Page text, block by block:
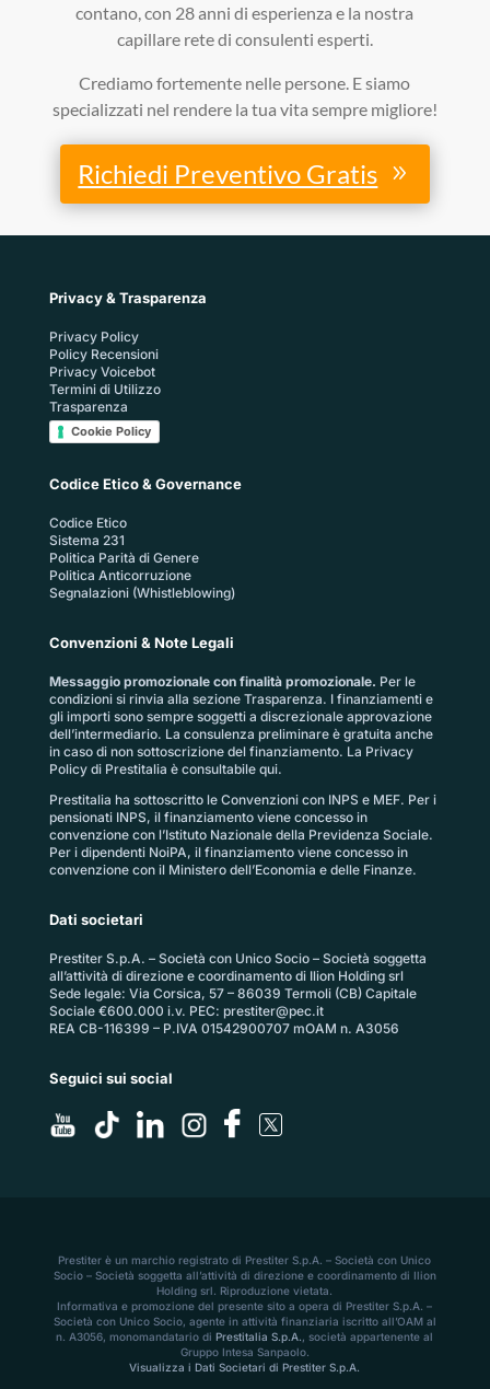
contano, con 28 anni di esperienza e la nostra
capillare rete di consulenti esperti.
Crediamo fortemente nelle persone. E siamo
specializzati nel rendere la tua vita sempre migliore!
Richiedi Preventivo Gratis
Privacy & Trasparenza
Privacy Policy
Policy Recensioni
Privacy Voicebot
Termini di Utilizzo
Trasparenza
Cookie Policy
Codice Etico & Governance
Codice Etico
Sistema 231
Politica Parità di Genere
Politica Anticorruzione
Segnalazioni (Whistleblowing)
Convenzioni & Note Legali
Messaggio promozionale con finalità promozionale. Per le
condizioni si rinvia alla sezione Trasparenza. I finanziamenti e
gli importi sono sempre soggetti a discrezionale approvazione
dell’intermediario. La consulenza preliminare è gratuita anche
in caso di non sottoscrizione del finanziamento. La Privacy
Policy di Prestitalia è consultabile qui.
Prestitalia ha sottoscritto le Convenzioni con INPS e MEF. Per i
pensionati INPS, il finanziamento viene concesso in
convenzione con l’Istituto Nazionale della Previdenza Sociale.
Per i dipendenti NoiPA, il finanziamento viene concesso in
convenzione con il Ministero dell’Economia e delle Finanze.
Dati societari
Prestiter S.p.A. – Società con Unico Socio – Società soggetta
all’attività di direzione e coordinamento di Ilion Holding srl
Sede legale: Via Corsica, 57 – 86039 Termoli (CB) Capitale
Sociale €600.000 i.v. PEC: prestiter@pec.it
REA CB-116399 – P.IVA 01542900707 mOAM n. A3056
Seguici sui social
Prestiter è un marchio registrato di Prestiter S.p.A. – Società con Unico
Socio – Società soggetta all’attività di direzione e coordinamento di Ilion
Holding srl. Riproduzione vietata.
Informativa e promozione del presente sito a opera di Prestiter S.p.A. –
Società con Unico Socio, agente in attività finanziaria iscritto all’OAM al
n. A3056, monomandatario diPrestitalia S.p.A., società appartenente al
Gruppo Intesa Sanpaolo.
Visualizza i Dati Societari di Prestiter S.p.A.